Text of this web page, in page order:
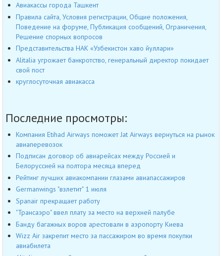
Авиакассы города Ташкент
Правила сайта, Условия регистрации, Общие положения,
Поведение на форуме, Публикация сообщений, Ограничения,
Решение спорных вопросов
Представительства НАК «Узбекистон хаво йуллари»
Alitalia угрожает банкротство, генеральный директор покидает
свой пост
круглосуточная авиакасса
Последние просмотры:
Компания Etihad Airways поможет Jat Airways вернуться на рынок
авиаперевозок
Подписан договор об авиарейсах между Россией и
Белоруссией на полтора месяца вперед
Рейтинг лучших авиакомпании глазами авиапассажиров
Germanwings "взлетит" 1 июля
Spanair прекращает работу
"Трансаэро" ввел плату за место на верхней палубе
Банду багажных воров арестовали в аэропорту Киева
Wizz Air закрепит место за пассажиром во время покупки
авиабилета